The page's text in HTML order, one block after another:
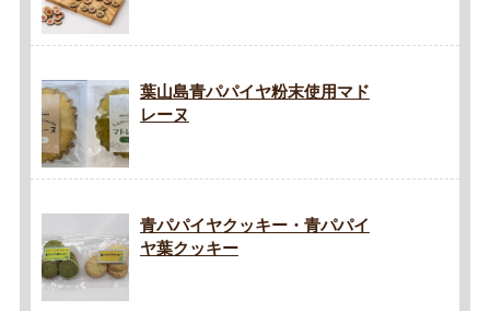
葉山島青パパイヤ粉末使用マド
レーヌ
青パパイヤクッキー・青パパイ
ヤ葉クッキー